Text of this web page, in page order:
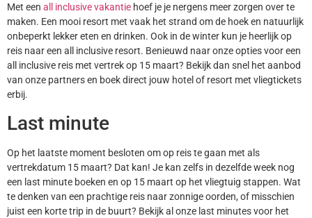
Met een all inclusive vakantie hoef je je nergens meer zorgen over te
maken. Een mooi resort met vaak het strand om de hoek en natuurlijk
onbeperkt lekker eten en drinken. Ook in de winter kun je heerlijk op
reis naar een all inclusive resort. Benieuwd naar onze opties voor een
all inclusive reis met vertrek op 15 maart? Bekijk dan snel het aanbod
van onze partners en boek direct jouw hotel of resort met vliegtickets
erbij.
Last minute
Op het laatste moment besloten om op reis te gaan met als
vertrekdatum 15 maart? Dat kan! Je kan zelfs in dezelfde week nog
een last minute boeken en op 15 maart op het vliegtuig stappen. Wat
te denken van een prachtige reis naar zonnige oorden, of misschien
juist een korte trip in de buurt? Bekijk al onze last minutes voor het